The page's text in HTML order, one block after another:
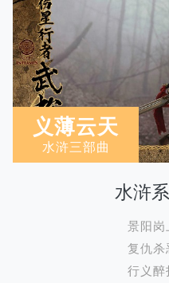
义薄云天
水浒三部曲
水浒
景阳岗
复仇杀
行义醉